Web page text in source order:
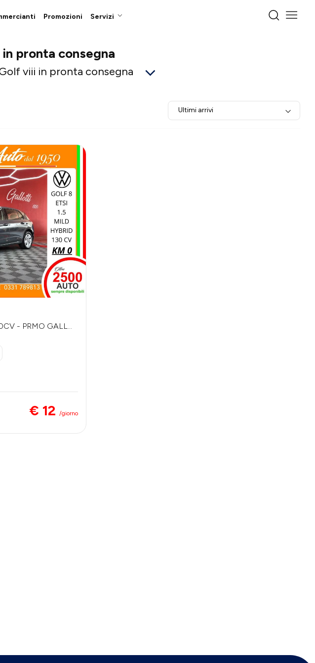
Promozioni Servizi
pronta consegna
viii in pronta consegna
Ultimi arrivi
- PRMO GALLO
€ 12 /giorno